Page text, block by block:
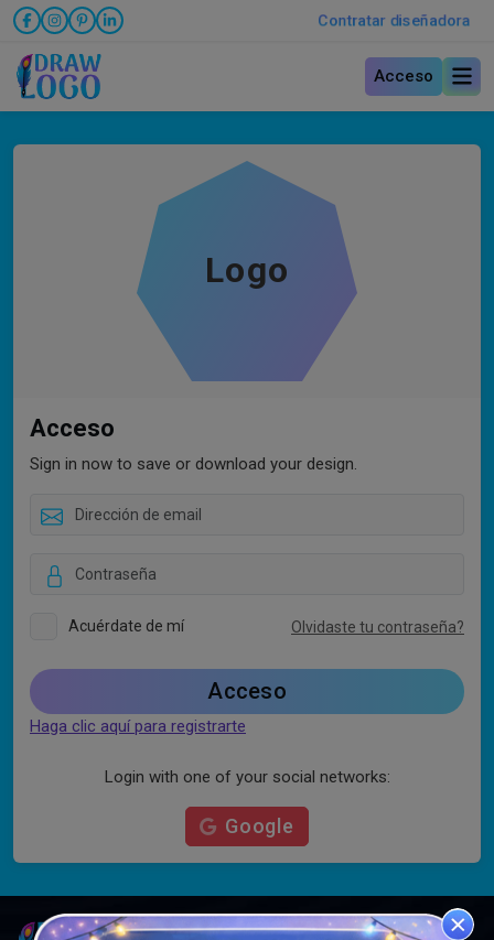
Contratar diseñadora
Acceso
Logo
Acceso
Sign in now to save or download your design.
Acuérdate de mí Olvidaste tu contraseña?
Acceso
Haga clic aquí para registrarte
Login with one of your social networks:
Google